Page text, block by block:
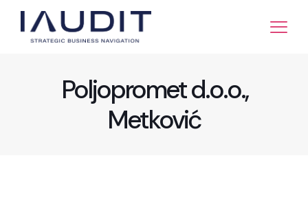
Poljopromet d.o.o.,
Metković